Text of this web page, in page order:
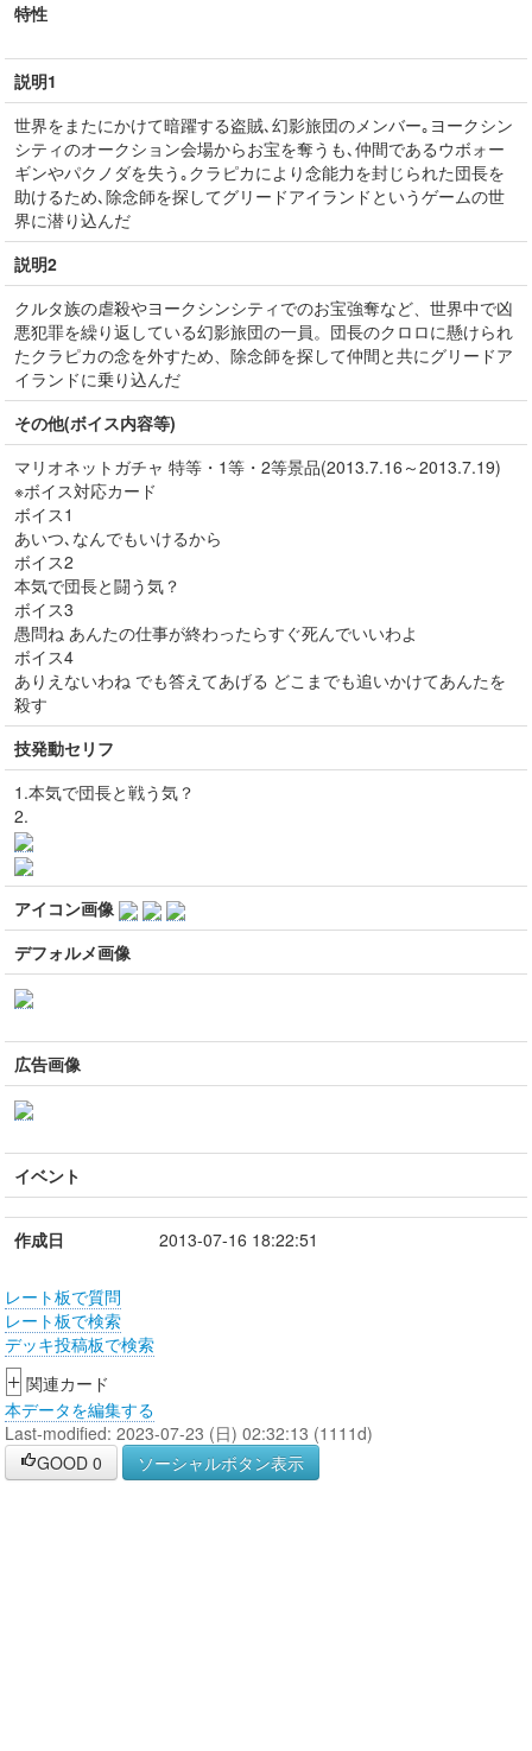
特性
説明1
世界をまたにかけて暗躍する盗賊､幻影旅団のメンバー｡ヨークシン
シティのオークション会場からお宝を奪うも､仲間であるウボォー
ギンやパクノダを失う｡クラピカにより念能力を封じられた団長を
助けるため､除念師を探してグリードアイランドというゲームの世
界に潜り込んだ
説明2
クルタ族の虐殺やヨークシンシティでのお宝強奪など、世界中で凶
悪犯罪を繰り返している幻影旅団の一員。団長のクロロに懸けられ
たクラピカの念を外すため、除念師を探して仲間と共にグリードア
イランドに乗り込んだ
その他(ボイス内容等)
マリオネットガチャ 特等・1等・2等景品(2013.7.16～2013.7.19)
※ボイス対応カード
ボイス1
あいつ､なんでもいけるから
ボイス2
本気で団長と闘う気？
ボイス3
愚問ね あんたの仕事が終わったらすぐ死んでいいわよ
ボイス4
ありえないわね でも答えてあげる どこまでも追いかけてあんたを
殺す
技発動セリフ
1.本気で団長と戦う気？
2.
アイコン画像
デフォルメ画像
広告画像
イベント
作成日 2013-07-16 18:22:51
レート板で質問
レート板で検索
デッキ投稿板で検索
+ 関連カード
本データを編集する
Last-modified: 2023-07-23 (日) 02:32:13 (1111d)
GOOD 0 ソーシャルボタン表示